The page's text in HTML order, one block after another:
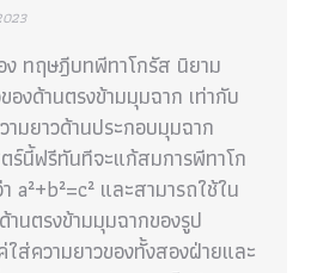
ทฤษฎีบทพีทาโกรัส นิยาม
องด้านตรงข้ามมุมฉาก เท่ากับ
มยาวด้านประกอบมุมฉาก
ร์นี้ฟรีทันทีจะแก้สมการพีทาโก
และสามารถใช้ใน
านตรงข้ามมุมฉากของรูป
ส่ความยาวของทั้งสองฝ่ายและ